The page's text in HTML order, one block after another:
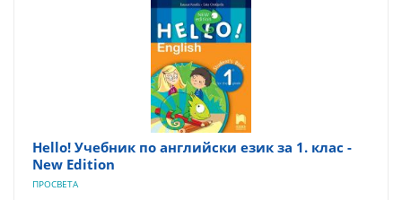
Hello! Учебник по английски език за 1. клас -
New Edition
ПРОСВЕТА